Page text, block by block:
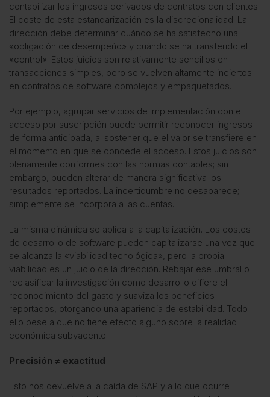
contabilizar los ingresos derivados de contratos con clientes.
El coste de esta estandarización es la discrecionalidad. La
dirección debe determinar cuándo se ha satisfecho una
«obligación de desempeño» y cuándo se ha transferido el
«control». Estos juicios son relativamente sencillos en
transacciones simples, pero se vuelven altamente inciertos
en contratos de software complejos y empaquetados.
Por ejemplo, agrupar servicios de implementación con el
acceso por suscripción puede permitir reconocer ingresos
de forma anticipada, al sostener que el valor se transfiere en
el momento en que se concede el acceso. Estos juicios son
plenamente conformes con las normas contables; sin
embargo, pueden alterar de manera significativa los
resultados reportados. La incertidumbre no desaparece;
simplemente se incorpora a las cuentas.
La misma dinámica se aplica a la capitalización. Los costes
de desarrollo de software pueden capitalizarse una vez que
se alcanza la «viabilidad tecnológica», pero la propia
viabilidad es un juicio de la dirección. Rebajar ese umbral o
reclasificar la investigación como desarrollo difiere el
reconocimiento del gasto y suaviza los beneficios
reportados, otorgando una apariencia de estabilidad. Todo
ello pese a que no tiene efecto alguno sobre la realidad
económica subyacente.
Precisión ≠ exactitud
Esto nos devuelve a la caída de SAP y a lo que ocurre